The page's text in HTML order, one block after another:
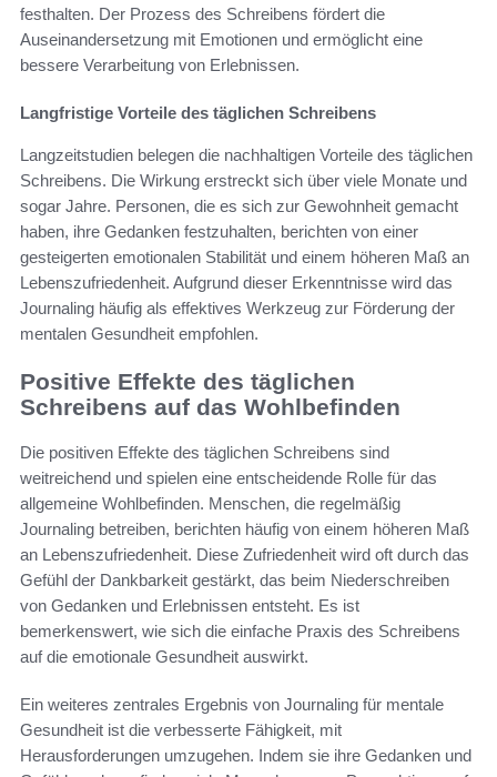
festhalten. Der Prozess des Schreibens fördert die
Auseinandersetzung mit Emotionen und ermöglicht eine
bessere Verarbeitung von Erlebnissen.
Langfristige Vorteile des täglichen Schreibens
Langzeitstudien belegen die nachhaltigen Vorteile des täglichen
Schreibens. Die Wirkung erstreckt sich über viele Monate und
sogar Jahre. Personen, die es sich zur Gewohnheit gemacht
haben, ihre Gedanken festzuhalten, berichten von einer
gesteigerten emotionalen Stabilität und einem höheren Maß an
Lebenszufriedenheit. Aufgrund dieser Erkenntnisse wird das
Journaling häufig als effektives Werkzeug zur Förderung der
mentalen Gesundheit empfohlen.
Positive Effekte des täglichen
Schreibens auf das Wohlbefinden
Die positiven Effekte des täglichen Schreibens sind
weitreichend und spielen eine entscheidende Rolle für das
allgemeine Wohlbefinden. Menschen, die regelmäßig
Journaling betreiben, berichten häufig von einem höheren Maß
an Lebenszufriedenheit. Diese Zufriedenheit wird oft durch das
Gefühl der Dankbarkeit gestärkt, das beim Niederschreiben
von Gedanken und Erlebnissen entsteht. Es ist
bemerkenswert, wie sich die einfache Praxis des Schreibens
auf die emotionale Gesundheit auswirkt.
Ein weiteres zentrales Ergebnis von Journaling für mentale
Gesundheit ist die verbesserte Fähigkeit, mit
Herausforderungen umzugehen. Indem sie ihre Gedanken und